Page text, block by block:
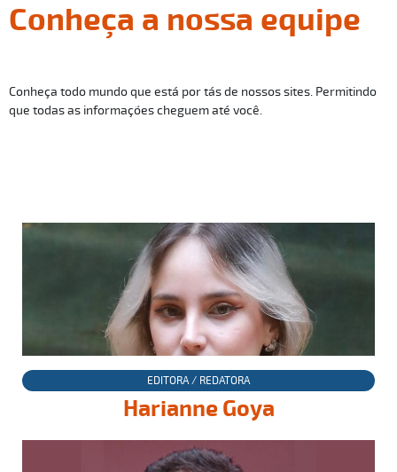
Conheça a nossa equipe
Conheça todo mundo que está por tás de nossos sites. Permitindo
que todas as informações cheguem até você.
EDITORA / REDATORA
Harianne Goya